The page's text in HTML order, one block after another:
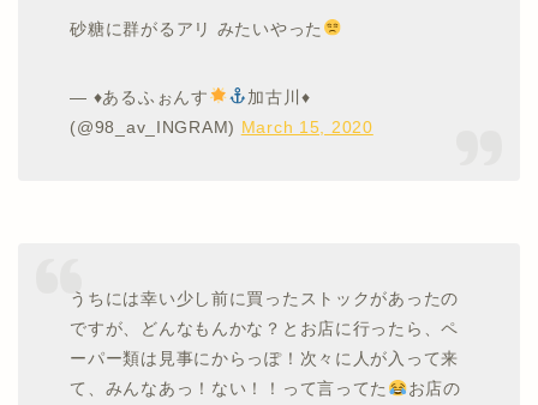
砂糖に群がるアリ みたいやった
— ♦️あるふぉんす 加古川 ♦️
(@98_av_INGRAM) March 15, 2020
うちには幸い少し前に買ったストックがあったの
ですが、どんなもんかな？とお店に行ったら、ペ
ーパー類は見事にからっぽ！次々に人が入って来
て、みんなあっ！ない！！って言ってた
お店の